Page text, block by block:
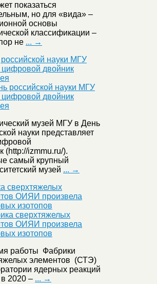
показаться
но для «вида» –
основы
классификации –
не ... →
науки МГУ
цифровой двойник
музей МГУ в День
науки представляет
(http://izmmu.ru/).
самый крупный
музей ... →
сверхтяжелых
ОИЯИ произвела
изотопов
работы Фабрики
элементов (СТЭ)
ядерных реакций
2020 – ... →